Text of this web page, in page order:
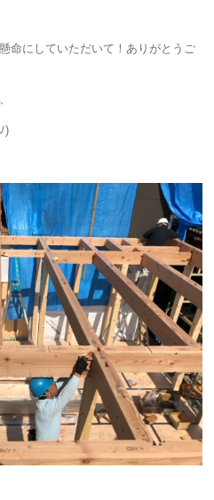
命にしていただいて！ありがとうご
)